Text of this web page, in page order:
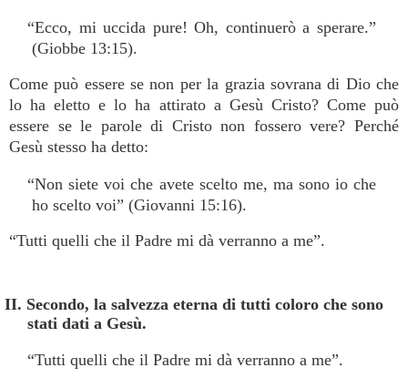
“Ecco, mi uccida pure! Oh, continuerò a sperare.”
(Giobbe 13:15).
Come può essere se non per la grazia sovrana di Dio che
lo ha eletto e lo ha attirato a Gesù Cristo? Come può
essere se le parole di Cristo non fossero vere? Perché
Gesù stesso ha detto:
“Non siete voi che avete scelto me, ma sono io che
ho scelto voi” (Giovanni 15:16).
“Tutti quelli che il Padre mi dà verranno a me”.
II. Secondo, la salvezza eterna di tutti coloro che sono
stati dati a Gesù.
“Tutti quelli che il Padre mi dà verranno a me”.